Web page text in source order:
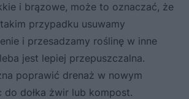
i brązowe, może to oznaczać, że
przypadku usuwamy
i przesadzamy roślinę w inne
jest lepiej przepuszczalna.
poprawić drenaż w nowym
do dołka żwir lub kompost.